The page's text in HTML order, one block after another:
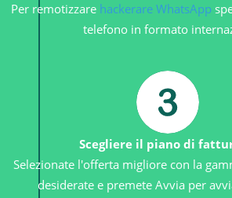
Per remotizzare hackerare WhatsApp
telefono in formato
Scegliere il piano di
Selezionate l'offerta migliore con la
desiderate e premete Avvia per